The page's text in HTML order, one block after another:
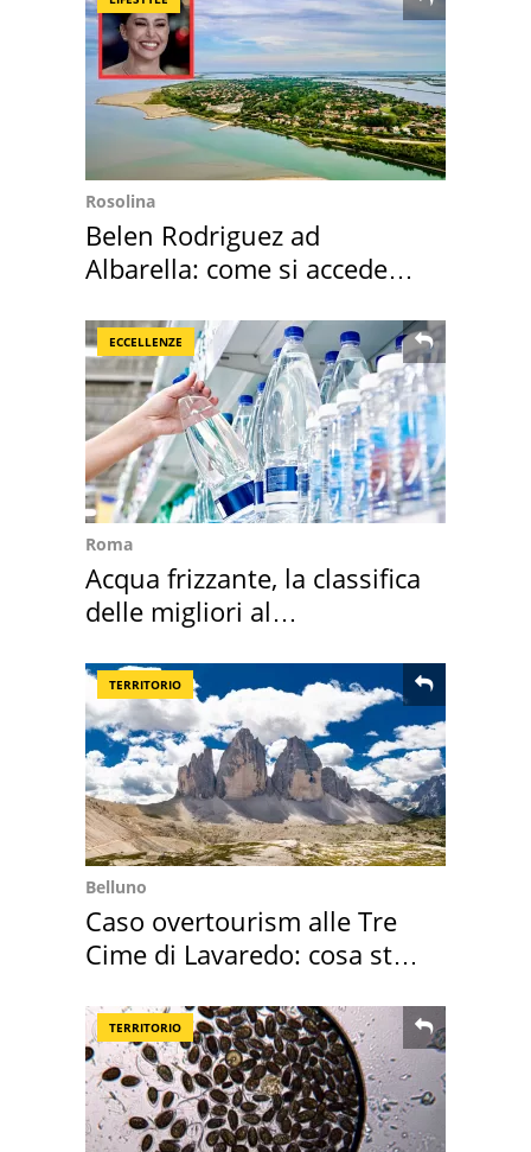
Rosolina
Belen Rodriguez ad
Albarella: come si accede
ECCELLENZE
Roma
Acqua frizzante, la classifica
delle migliori al
TERRITORIO
Belluno
Caso overtourism alle Tre
Cime di Lavaredo: cosa sta
TERRITORIO